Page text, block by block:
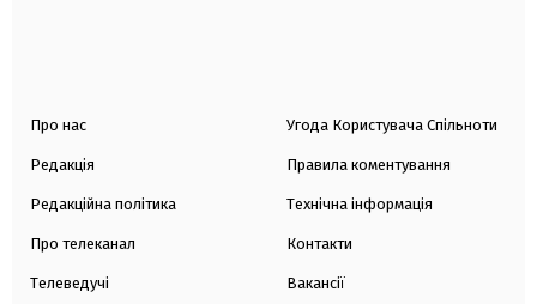
Про нас
Редакція
Редакційна політика
Про телеканал
Телеведучі
Угода Користувача Спільноти
Правила коментування
Технічна інформація
Контакти
Вакансії